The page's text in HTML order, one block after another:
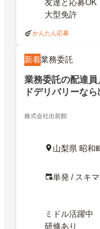
友達と応募OK
大型免許
かんたん応募
新着業務委託
業務委託の配達
ドデリバリーなら
株式会社出前館
山梨県 昭和
単発 / スキ
ミドル活躍中
研修あり